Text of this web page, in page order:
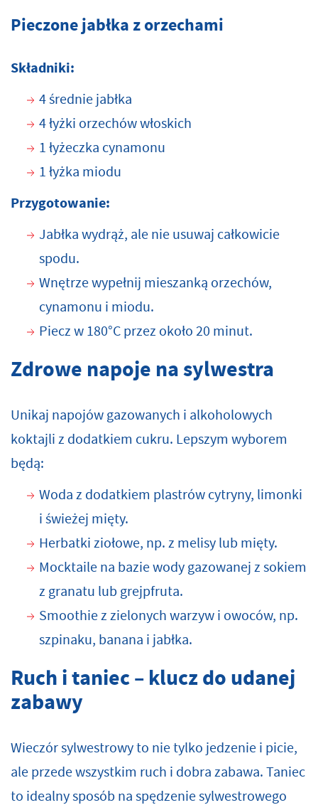
Pieczone jabłka z orzechami
Składniki:
4 średnie jabłka
4 łyżki orzechów włoskich
1 łyżeczka cynamonu
1 łyżka miodu
Przygotowanie:
Jabłka wydrąż, ale nie usuwaj całkowicie
spodu.
Wnętrze wypełnij mieszanką orzechów,
cynamonu i miodu.
Piecz w 180°C przez około 20 minut.
Zdrowe napoje na sylwestra
Unikaj napojów gazowanych i alkoholowych
koktajli z dodatkiem cukru. Lepszym wyborem
będą:
Woda z dodatkiem plastrów cytryny, limonki
i świeżej mięty.
Herbatki ziołowe, np. z melisy lub mięty.
Mocktaile na bazie wody gazowanej z sokiem
z granatu lub grejpfruta.
Smoothie z zielonych warzyw i owoców, np.
szpinaku, banana i jabłka.
Ruch i taniec – klucz do udanej
zabawy
Wieczór sylwestrowy to nie tylko jedzenie i picie,
ale przede wszystkim ruch i dobra zabawa. Taniec
to idealny sposób na spędzenie sylwestrowego